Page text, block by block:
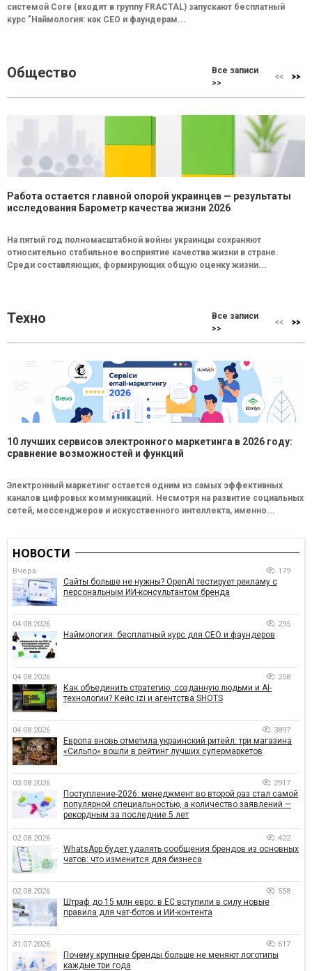
системой Core (входят в группу FRACTAL) запускают бесплатный
курс "Наймология: как СEO и фаундерам...
Общество
Все записи
>>
Работа остается главной опорой украинцев — результаты
исследования Барометр качества жизни 2026
На пятый год полномасштабной войны украинцы сохраняют
относительно стабильное восприятие качества жизни в стране.
Среди составляющих, формирующих общую оценку жизни...
Техно
Все записи
>>
10 лучших сервисов электронного маркетинга в 2026 году:
сравнение возможностей и функций
Электронный маркетинг остается одним из самых эффективных
каналов цифровых коммуникаций. Несмотря на развитие социальных
сетей, мессенджеров и искусственного интеллекта, именно...
НОВОСТИ
Вчера 179
Сайты больше не нужны? OpenAI тестирует рекламу с
персональным ИИ-консультантом бренда
04.08.2026 295
Наймология: бесплатный курс для CEO и фаундеров
04.08.2026 258
Как объединить стратегию, созданную людьми и AI-
технологии? Кейс izi и агентства SHOTS
04.08.2026 3897
Европа вновь отметила украинский ритейл: три магазина
«Сильпо» вошли в рейтинг лучших супермаркетов
03.08.2026 2917
Поступление-2026: менеджмент во второй раз стал самой
популярной специальностью, а количество заявлений —
рекордным за последние 5 лет
02.08.2026 422
WhatsApp будет удалять сообщения брендов из основных
чатов: что изменится для бизнеса
02.08.2026 558
Штраф до 15 млн евро: в ЕС вступили в силу новые
правила для чат-ботов и ИИ-контента
31.07.2026 617
Почему крупные бренды больше не меняют логотипы
каждые три года